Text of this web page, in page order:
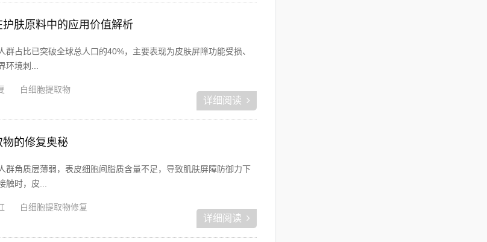
肤原料中的应用价值解析
占比已突破全球总人口的40%，主要表现为皮肤屏障功能受损、
境刺...
白细胞提取物
详细阅读
的修复奥秘
群角质层薄弱，表皮细胞间脂质含量不足，导致肌肤屏障防御力下
时，皮...
白细胞提取物修复
详细阅读